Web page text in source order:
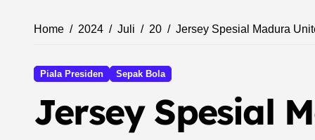
Home 2024 Juli 20 Jersey Spesial Madura
Piala Presiden Sepak Bola
Jersey Spesial